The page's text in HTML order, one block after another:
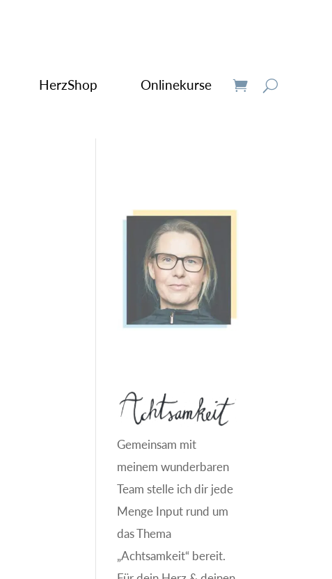
HerzShop Onlinekurse
Gemeinsam mit
meinem wunderbaren
Team stelle ich dir jede
Menge Input rund um
das Thema
„Achtsamkeit“ bereit.